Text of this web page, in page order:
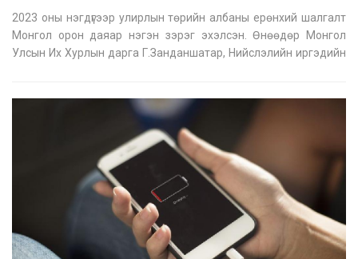
2023 оны нэгдүгээр улирлын төрийн албаны ерөнхий шалгалт
Монгол орон даяар нэгэн зэрэг эхэлсэн. Өнөөдөр Монгол
Улсын Их Хурлын дарга Г.Занданшатар, Нийслэлийн иргэдийн